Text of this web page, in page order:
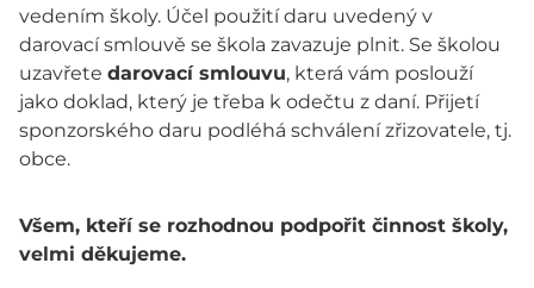
vedením školy. Účel použití daru uvedený v
darovací smlouvě se škola zavazuje plnit. Se školou
uzavřete darovací smlouvu, která vám poslouží
jako doklad, který je třeba k odečtu z daní. Přijetí
sponzorského daru podléhá schválení zřizovatele, tj.
obce.
Všem, kteří se rozhodnou podpořit činnost školy,
velmi děkujeme.